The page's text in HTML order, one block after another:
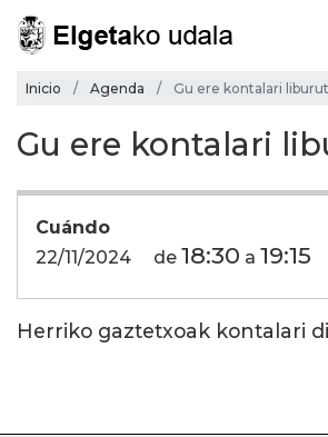
Inicio Agenda Gu ere kontalari
Gu ere kontalari
Cuándo
22/11/2024
de 18:30 a 19:15
Herriko gaztetxoak kontalari